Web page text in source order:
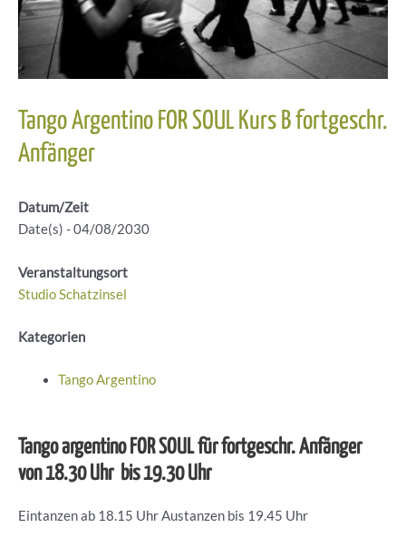
Tango Argentino FOR SOUL Kurs B fortgeschr.
Anfänger
Datum/Zeit
Date(s) - 04/08/2030
Veranstaltungsort
Studio Schatzinsel
Kategorien
Tango Argentino
Tango argentino FOR SOUL für fortgeschr. Anfänger
von 18.30 Uhr bis 19.30 Uhr
Eintanzen ab 18.15 Uhr Austanzen bis 19.45 Uhr